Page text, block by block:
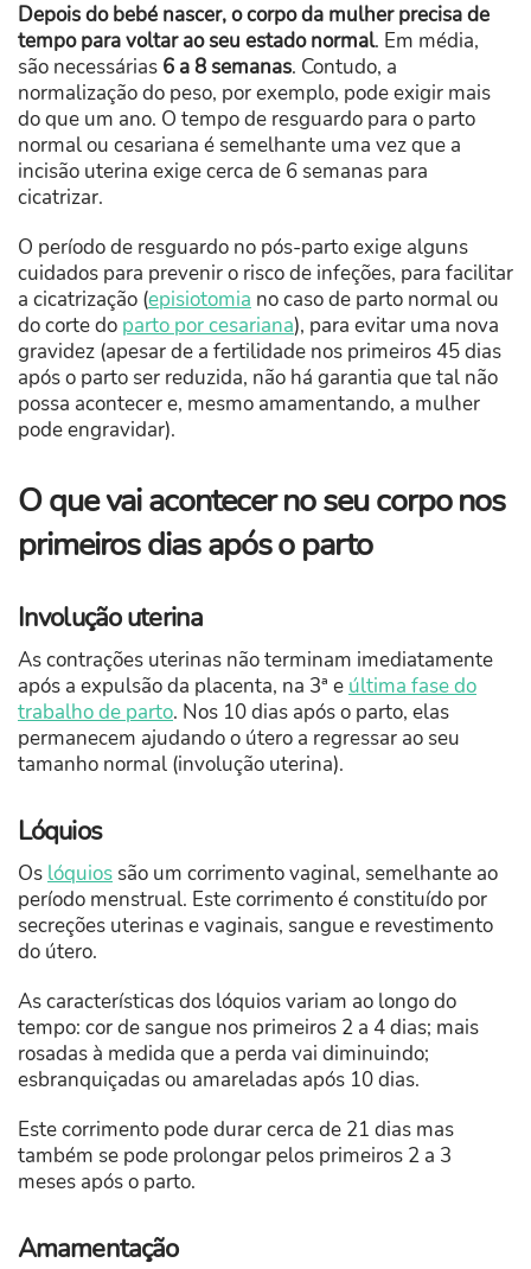
Depois do bebé nascer, o corpo da mulher precisa de
tempo para voltar ao seu estado normal. Em média,
são necessárias 6 a 8 semanas. Contudo, a
normalização do peso, por exemplo, pode exigir mais
do que um ano. O tempo de resguardo para o parto
normal ou cesariana é semelhante uma vez que a
incisão uterina exige cerca de 6 semanas para
cicatrizar.
O período de resguardo no pós-parto exige alguns
cuidados para prevenir o risco de infeções, para facilitar
a cicatrização (episiotomia no caso de parto normal ou
do corte do parto por cesariana), para evitar uma nova
gravidez (apesar de a fertilidade nos primeiros 45 dias
após o parto ser reduzida, não há garantia que tal não
possa acontecer e, mesmo amamentando, a mulher
pode engravidar).
O que vai acontecer no seu corpo nos
primeiros dias após o parto​
Involução uterina
As contrações uterinas não terminam imediatamente
após a expulsão da placenta, na 3ª e última fase do
trabalho de parto. Nos 10 dias após o parto, elas
permanecem ajudando o útero a regressar ao seu
tamanho normal (involução uterina).
Lóquios
Os lóquios são um corrimento vaginal, semelhante ao
período menstrual. Este corrimento é constituído por
secreções uterinas e vaginais, sangue e revestimento
do útero.
As características dos lóquios variam ao longo do
tempo: cor de sangue nos primeiros 2 a 4 dias; mais
rosadas à medida que a perda vai diminuindo;
esbranquiçadas ou amareladas após 10 dias.
Este corrimento pode durar cerca de 21 dias mas
também se pode prolongar pelos primeiros 2 a 3
meses após o parto.
​Amamentação